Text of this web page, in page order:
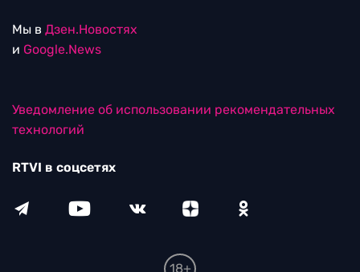
Мы в Дзен.Новостях
и Google.News
Уведомление об использовании рекомендательных
технологий
RTVI в соцсетях
18+